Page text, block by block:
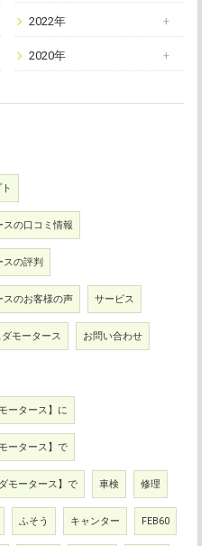
2022年
2020年
の口コミ情報
スの評判
スのお客様の声 サービス
ダモータース お問い合わせ
ータース】に
ータース】で
モータース】で 車検 修理
ふそう キャンター FEB60